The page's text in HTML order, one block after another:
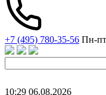
+7 (495) 780-35-56 Пн-
10:29 06.08.2026